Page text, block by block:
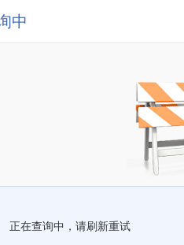
中
正在查询中，请刷新重试